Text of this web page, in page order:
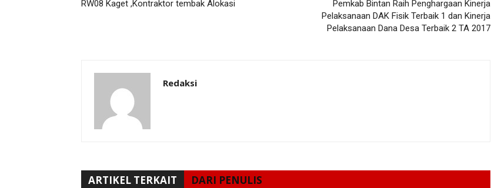
RW08 Kaget ,Kontraktor tembak Alokasi
Pemkab Bintan Raih Penghargaan Kinerja
Pelaksanaan DAK Fisik Terbaik 1 dan Kinerja
Pelaksanaan Dana Desa Terbaik 2 TA 2017
Redaksi
ARTIKEL TERKAIT DARI PENULIS